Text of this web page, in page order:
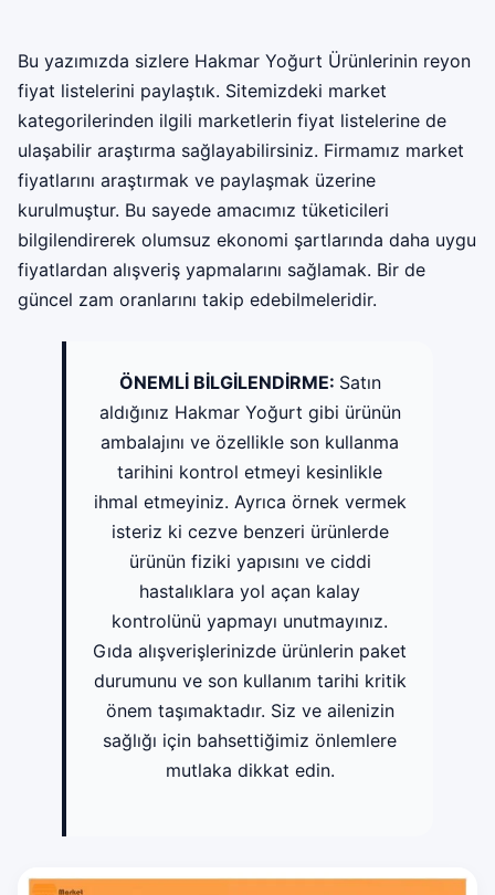
Bu yazımızda sizlere Hakmar Yoğurt Ürünlerinin reyon
fiyat listelerini paylaştık. Sitemizdeki market
kategorilerinden ilgili marketlerin fiyat listelerine de
ulaşabilir araştırma sağlayabilirsiniz. Firmamız market
fiyatlarını araştırmak ve paylaşmak üzerine
kurulmuştur. Bu sayede amacımız tüketicileri
bilgilendirerek olumsuz ekonomi şartlarında daha uygu
fiyatlardan alışveriş yapmalarını sağlamak. Bir de
güncel zam oranlarını takip edebilmeleridir.
ÖNEMLİ BİLGİLENDİRME: Satın
aldığınız Hakmar Yoğurt gibi ürünün
ambalajını ve özellikle son kullanma
tarihini kontrol etmeyi kesinlikle
ihmal etmeyiniz. Ayrıca örnek vermek
isteriz ki cezve benzeri ürünlerde
ürünün fiziki yapısını ve ciddi
hastalıklara yol açan kalay
kontrolünü yapmayı unutmayınız.
Gıda alışverişlerinizde ürünlerin paket
durumunu ve son kullanım tarihi kritik
önem taşımaktadır. Siz ve ailenizin
sağlığı için bahsettiğimiz önlemlere
mutlaka dikkat edin.